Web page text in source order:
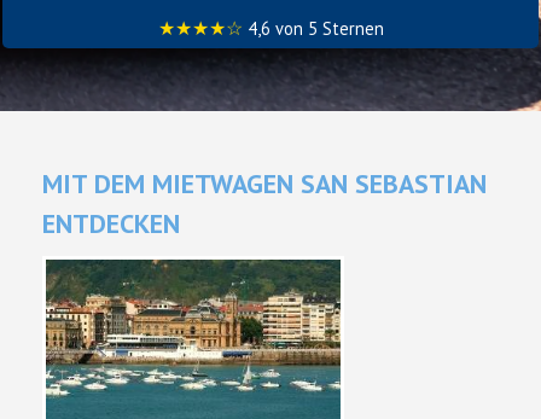
★★★★☆ 4,6 von 5 Sternen
MIT DEM MIETWAGEN SAN SEBASTIAN
ENTDECKEN